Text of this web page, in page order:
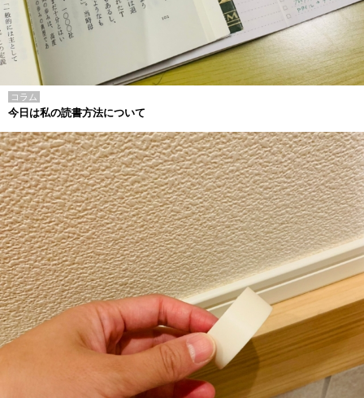
コラム
今日は私の読書方法について